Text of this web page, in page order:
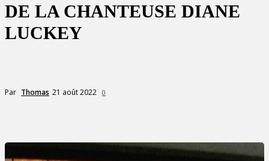
DE LA CHANTEUSE DIANE
LUCKEY
Par Thomas 21 août 2022 0